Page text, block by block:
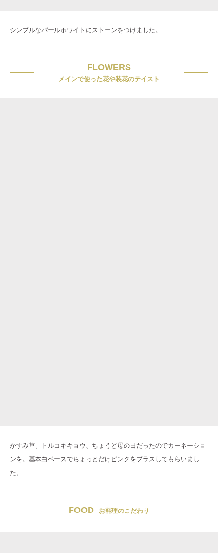
シンプルなパールホワイトにストーンをつけました。
FLOWERS
メインで使った花や装花のテイスト
かすみ草、トルコキキョウ、ちょうど母の日だったのでカーネーショ
ンを。基本白ベースでちょっとだけピンクをプラスしてもらいまし
た。
FOOD お料理のこだわり